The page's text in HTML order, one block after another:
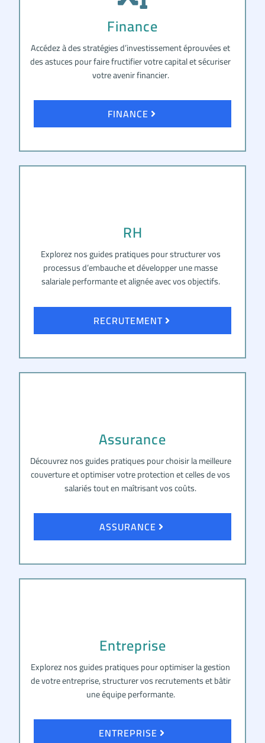
Finance
Accédez à des stratégies d’investissement éprouvées et
des astuces pour faire fructifier votre capital et sécuriser
votre avenir financier.
FINANCE
RH
Explorez nos guides pratiques pour structurer vos
processus d’embauche et développer une masse
salariale performante et alignée avec vos objectifs.
RECRUTEMENT
Assurance
Découvrez nos guides pratiques pour choisir la meilleure
couverture et optimiser votre protection et celles de vos
salariés tout en maîtrisant vos coûts.
ASSURANCE
Entreprise
Explorez nos guides pratiques pour optimiser la gestion
de votre entreprise, structurer vos recrutements et bâtir
une équipe performante.
ENTREPRISE